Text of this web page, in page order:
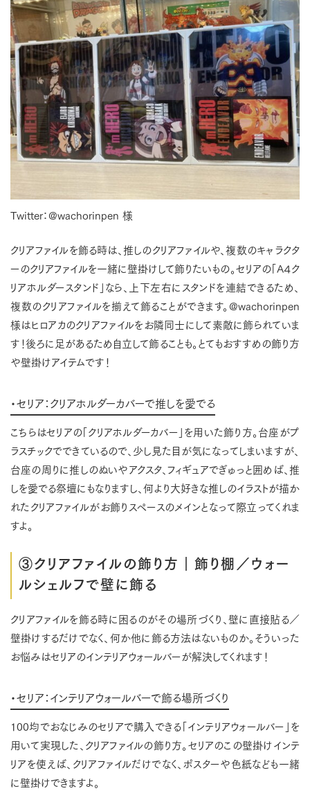
Twitter：@wachorinpen 様
クリアファイルを飾る時は、推しのクリアファイルや、複数のキャラクタ
ーのクリアファイルを一緒に壁掛けして飾りたいもの。セリアの「A４ク
リアホルダースタンド」なら、上下左右にスタンドを連結できるため、
複数のクリアファイルを揃えて飾ることができます。@wachorinpen
様はヒロアカのクリアファイルをお隣同士にして素敵に飾られていま
す！後ろに足があるため自立して飾ることも。とてもおすすめの飾り方
や壁掛けアイテムです！
・セリア：クリアホルダーカバーで推しを愛でる
こちらはセリアの「クリアホルダーカバー」を用いた飾り方。台座がプ
ラスチックでできているので、少し見た目が気になってしまいますが、
台座の周りに推しのぬいやアクスタ、フィギュアでぎゅっと囲めば、推
しを愛でる祭壇にもなりますし、何より大好きな推しのイラストが描か
れたクリアファイルがお飾りスペースのメインとなって際立ってくれま
すよ。
③クリアファイルの飾り方｜飾り棚／ウォー
ルシェルフで壁に飾る
クリアファイルを飾る時に困るのがその場所づくり、壁に直接貼る／
壁掛けするだけでなく、何か他に飾る方法はないものか。そういった
お悩みはセリアのインテリアウォールバーが解決してくれます！
・セリア：インテリアウォールバーで飾る場所づくり
100均でおなじみのセリアで購入できる「インテリアウォールバー」を
用いて実現した、クリアファイルの飾り方。セリアのこの壁掛けインテ
リアを使えば、クリアファイルだけでなく、ポスターや色紙なども一緒
に壁掛けできますよ。